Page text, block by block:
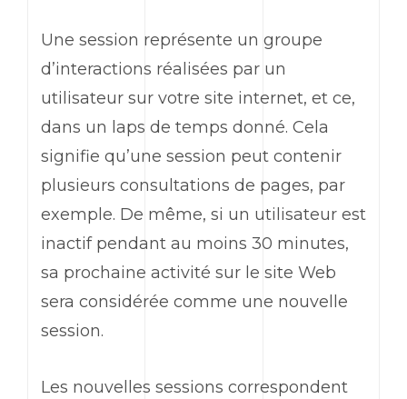
Une session représente un groupe
d’interactions réalisées par un
utilisateur sur votre site internet, et ce,
dans un laps de temps donné. Cela
signifie qu’une session peut contenir
plusieurs consultations de pages, par
exemple. De même, si un utilisateur est
inactif pendant au moins 30 minutes,
sa prochaine activité sur le site Web
sera considérée comme une nouvelle
session.
Les nouvelles sessions correspondent